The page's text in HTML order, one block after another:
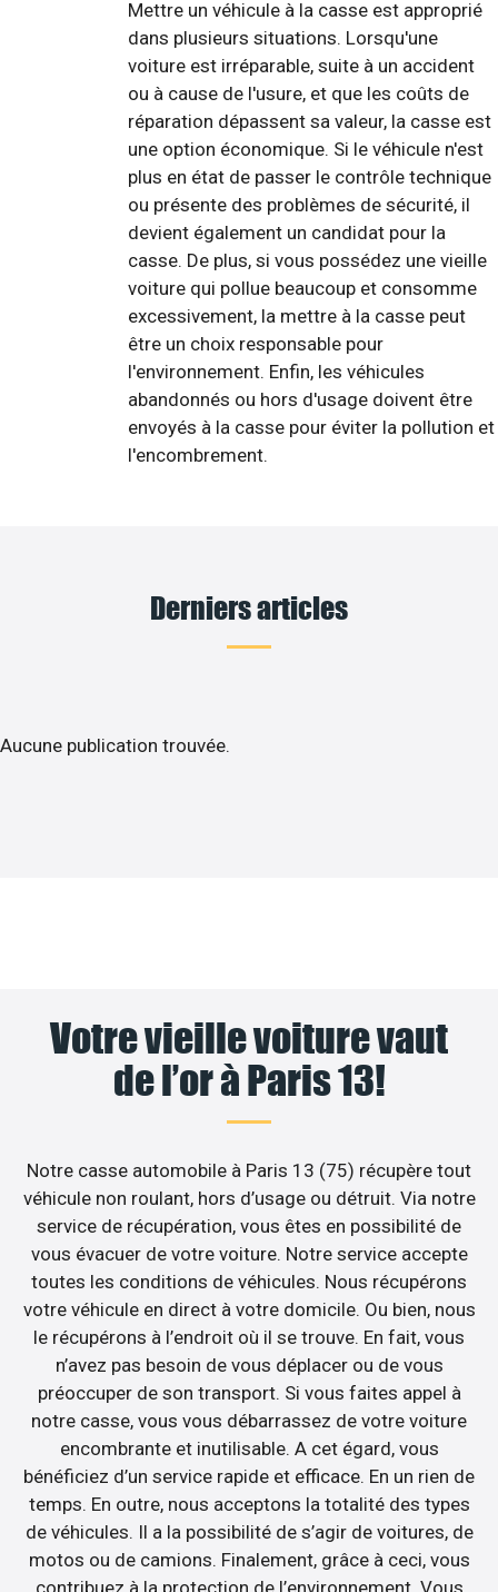
Mettre un véhicule à la casse est approprié
dans plusieurs situations. Lorsqu'une
voiture est irréparable, suite à un accident
ou à cause de l'usure, et que les coûts de
réparation dépassent sa valeur, la casse est
une option économique. Si le véhicule n'est
plus en état de passer le contrôle technique
ou présente des problèmes de sécurité, il
devient également un candidat pour la
casse. De plus, si vous possédez une vieille
voiture qui pollue beaucoup et consomme
excessivement, la mettre à la casse peut
être un choix responsable pour
l'environnement. Enfin, les véhicules
abandonnés ou hors d'usage doivent être
envoyés à la casse pour éviter la pollution et
l'encombrement.
Derniers articles
Aucune publication trouvée.
Votre vieille voiture vaut
de l’or à Paris 13!
Notre casse automobile à Paris 13 (75) récupère tout
véhicule non roulant, hors d’usage ou détruit. Via notre
service de récupération, vous êtes en possibilité de
vous évacuer de votre voiture. Notre service accepte
toutes les conditions de véhicules. Nous récupérons
votre véhicule en direct à votre domicile. Ou bien, nous
le récupérons à l’endroit où il se trouve. En fait, vous
n’avez pas besoin de vous déplacer ou de vous
préoccuper de son transport. Si vous faites appel à
notre casse, vous vous débarrassez de votre voiture
encombrante et inutilisable. A cet égard, vous
bénéficiez d’un service rapide et efficace. En un rien de
temps. En outre, nous acceptons la totalité des types
de véhicules. Il a la possibilité de s’agir de voitures, de
motos ou de camions. Finalement, grâce à ceci, vous
contribuez à la protection de l’environnement. Vous